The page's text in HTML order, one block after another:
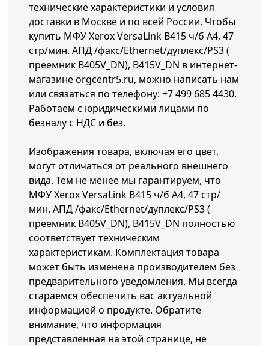
технические характеристики и условия
доставки в Москве и по всей России. Чтобы
купить МФУ Xerox VersaLink B415 ч/б A4, 47
стр/мин. АПД /факс/Ethernet/дуплекс/PS3 (
преемник B405V_DN), B415V_DN в интернет-
магазине orgcentr5.ru, можно написать нам
или связаться по телефону: +7 499 685 4430.
Работаем с юридическими лицами по
безналу с НДС и без.
Изображения товара, включая его цвет,
могут отличаться от реального внешнего
вида. Тем не менее мы гарантируем, что
МФУ Xerox VersaLink B415 ч/б A4, 47 стр/
мин. АПД /факс/Ethernet/дуплекс/PS3 (
преемник B405V_DN), B415V_DN полностью
соответствует техническим
характеристикам. Комплектация товара
может быть изменена производителем без
предварительного уведомления. Мы всегда
стараемся обеспечить вас актуальной
информацией о продукте. Обратите
внимание, что информация
представленная на этой странице, не